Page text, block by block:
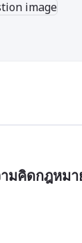
มคิดกฎหม